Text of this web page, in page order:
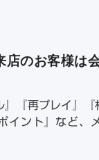
店のお客様は
』『再プレイ』『
イント』など、